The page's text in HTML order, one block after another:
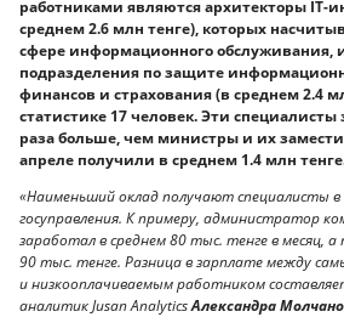
работниками являются архитекторы IT-
среднем 2.6 млн тенге), которых
сфере информационного обслуживания,
подразделения по защите
финансов и страхования (в среднем 2.4
статистике 17 человек. Эти
раза больше, чем министры и их
апреле получили в среднем 1.4 млн
«Наименьший оклад получают специалисты в
госуправления. К примеру, администратор
заработал в среднем 80 тыс. тенге в месяц,
90 тыс. тенге. Разница в зарплате между
и низкооплачиваемым работником
аналитик Jusan AnalyticsАлександра